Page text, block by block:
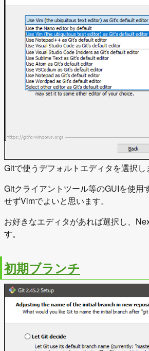
Gitで使うデフォルトエディタを選択し
Gitクライアントツール等のGUIを使用
せずVimでよいと思います。
お好きなエディタがあれば選択し、
す。
初期ブランチ